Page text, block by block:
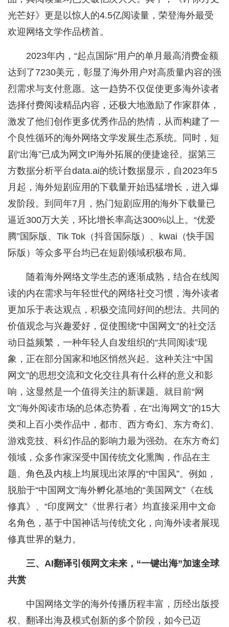
光芒好》更是以惊人的4.5亿阅读量，荣登海外最受
欢迎网络文学作品榜首。
2023年内，“起点国际”用户的单月最高消费金额
达到了7230美元，彰显了海外用户对高质量内容的强
烈需求与支付意愿。这一趋势不仅促使更多海外读者
选择付费阅读精品内容，还极大地激励了作家群体，
激发了他们创作更多优秀作品的热情，从而构建了一
个良性循环的海外网络文学发展生态系统。同时，短
剧“出海”已成为网文IP海外拓展的便捷途径。据第三
方数据分析平台data.ai的统计数据显示，自2023年5
月起，海外短剧应用的下载量开始迅猛增长，进入爆
发阶段。到同年7月，热门短剧应用的海外下载量已
逼近300万大关，环比增长率高达300%以上。“优爱
腾”国际版、Tik Tok（抖音国际版）、kwai（快手国
际版）等众多平台均已在短剧领域积极布局。
随着海外网络文学生态的逐渐成熟，结合在线阅
读的内在需求与年轻世代的网络社交习惯，海外读者
更加乐于表达观点，积极交流同好间的想法。共同的
价值观念与兴趣爱好，促使围绕“中国网文”的社交活
动日益频繁，一种年轻人自发组织的“共同阅读”现
象，正在部分国家和地区悄然兴起。这种关注“中国
网文”的思想交流和文化交往具有什么样的意义和影
响，这显然是一个值得关注的新课题。就目前“网
文”海外阅读市场的总体态势看，在“出海网文”的15大
类和上百小类作品中，都市、西方奇幻、东方奇幻、
游戏竞技、科幻作品的影响力最为强劲。在东方奇幻
领域，众多作家深受中国传统文化熏陶，作品在主
题、角色及内核上均展现出浓厚的“中国风”。例如，
脱胎于“中国网文”海外孵化基地的“美国网文”《在线
修真》、“印度网文”《世界行者》均直接采用中文命
名角色，基于中国神话与传统文化，向海外读者展现
修真世界的魅力。
三、AI翻译引领网文未来，“一键出海”加速全球
共赏
中国网络文学的海外传播历程丰富，历经出版授
权、翻译出海及模式创新的多个阶段，如今已迈